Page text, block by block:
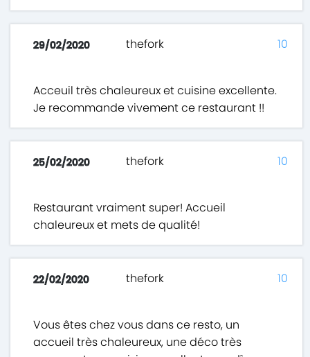
29/02/2020 thefork
Acceuil très chaleureux et cuisine excellente.
Je recommande vivement ce restaurant !!
10
25/02/2020 thefork
Restaurant vraiment super! Accueil
chaleureux et mets de qualité!
10
22/02/2020 thefork
Vous êtes chez vous dans ce resto, un
accueil très chaleureux, une déco très
10